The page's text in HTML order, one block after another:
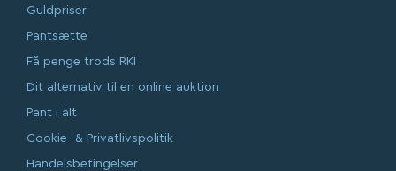
Guldpriser
Pantsætte
Få penge trods RKI
Dit alternativ til en online auktion
Pant i alt
Cookie- & Privatlivspolitik
Handelsbetingelser